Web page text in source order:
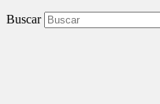
Buscar